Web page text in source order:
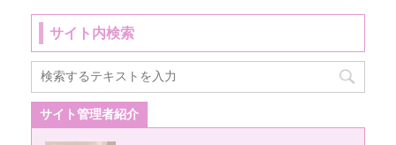
は、そういっ ...
たしているマルチ ...
特にカナダ産のピー
トモスは流通量が多
く高品質で有名で
す。 ピートモスって
何使うの？ 畑やプラ
ンターの用土として
が増えます。 そこで
役に立ちます。 あら
かじめ点滴潅水する
量や日時をプログラ
直接仕入れれば販売
店で買うよりお得に
仕入れられる、と思
い直接DICプラスチッ
クへ問い合わせをし
てみました。 最初HP
サイト内検索
サイト管理者紹介